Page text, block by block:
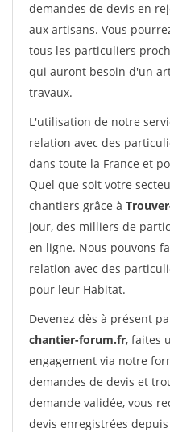
demandes de devis en
aux artisans. Vous
tous les particuliers
qui auront besoin d'un
travaux.
L'utilisation de notre
relation avec des
dans toute la France et
Quel que soit votre
chantiers grâce à
jour, des milliers de
en ligne. Nous pouvons
relation avec des
pour leur Habitat.
Devenez dès à présent
chantier-forum.fr, faites
engagement via notre
demandes de devis et
demande validée, vous
devis enregistrées